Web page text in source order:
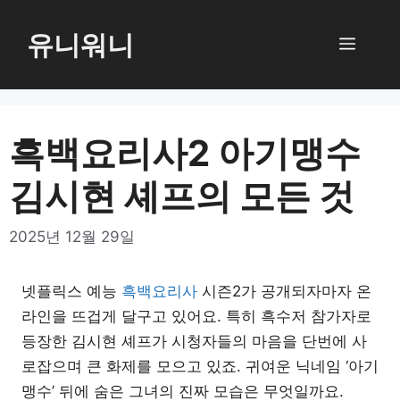
로
뛰
기
유니워니 메
흑백요리사2 아기맹수
김시현 셰프의 모든 것
2025년 12월 29일
넷플릭스 예능 흑백요리사 시즌2가 공개되자마자 온
라인을 뜨겁게 달구고 있어요. 특히 흑수저 참가자로
등장한 김시현 셰프가 시청자들의 마음을 단번에 사
로잡으며 큰 화제를 모으고 있죠. 귀여운 닉네임 ‘아기
맹수’ 뒤에 숨은 그녀의 진짜 모습은 무엇일까요.